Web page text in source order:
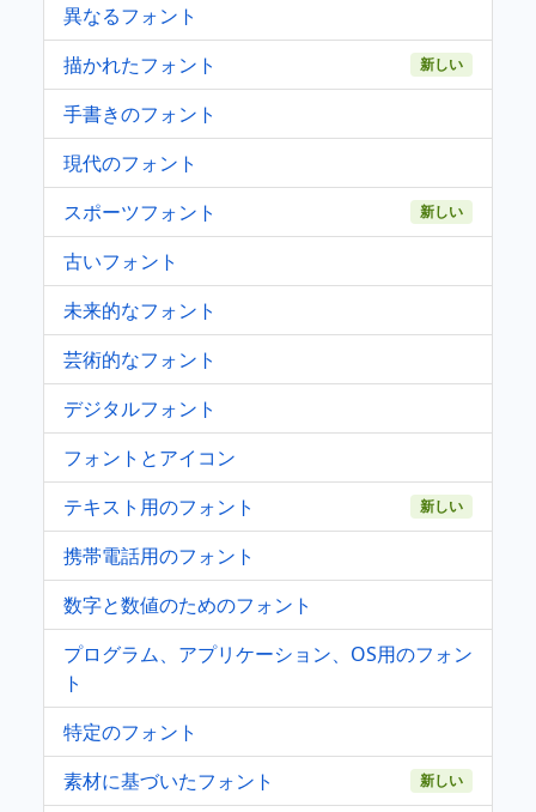
異なるフォント
描かれたフォント
新しい
手書きのフォント
現代のフォント
スポーツフォント
新しい
古いフォント
未来的なフォント
芸術的なフォント
デジタルフォント
フォントとアイコン
テキスト用のフォント
新しい
携帯電話用のフォント
数字と数値のためのフォント
プログラム、アプリケーション、OS用のフォン
ト
特定のフォント
素材に基づいたフォント
新しい